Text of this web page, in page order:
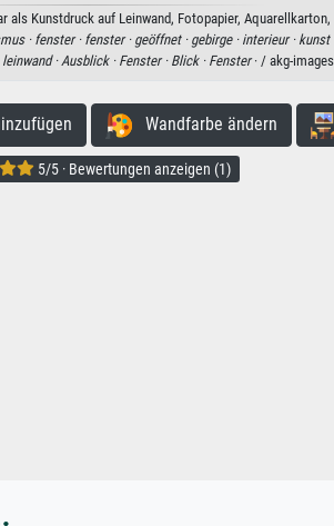
als Kunstdruck auf Leinwand, Fotopapier,
· fenster · fenster · geöffnet · gebirge · interieur · kunst
leinwand · Ausblick · Fenster · Blick · Fenster· / akg-images
Wandfarbe ändern
5/5 · Bewertungen anzeigen (1)